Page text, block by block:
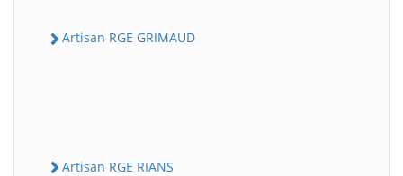
Artisan RGE GRIMAUD
Artisan RGE RIANS